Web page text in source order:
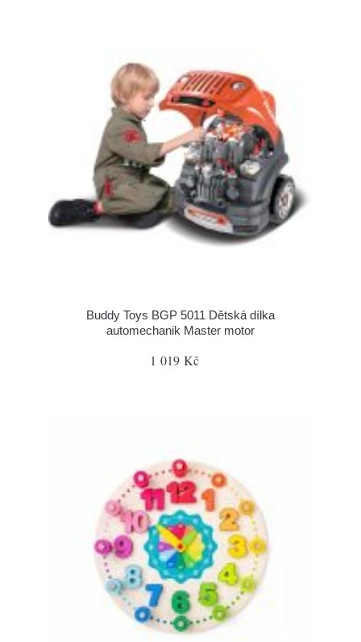
Buddy Toys BGP 5011 Dětská dílka
automechanik Master motor
1 019 Kč